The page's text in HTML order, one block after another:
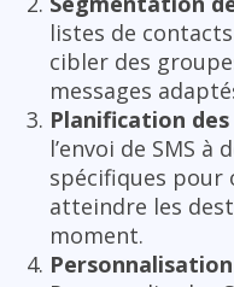
listes de
cibler des
messages
Planification des
l’envoi de SMS à
spécifiques pour
atteindre les
moment.